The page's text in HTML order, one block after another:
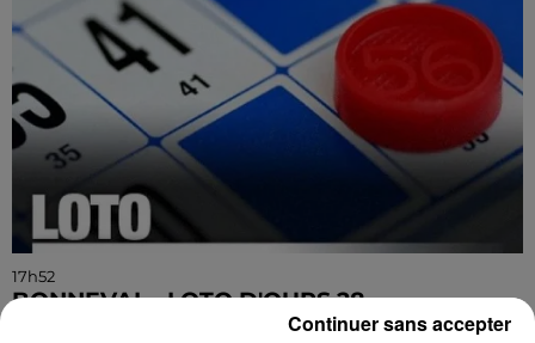
17h52
BONNEVAL - LOTO D'OURS 28
Samedi 31 octobre à 20h00 à la salle Grégory
Continuer sans accepter